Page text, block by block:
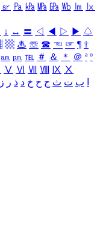
㏛ ㎩ ㎪ ㎫ ㎬ ㏝ ㏐
㏓
↓ ↔ 〓 ◁ ◀ ▷ ▶ ♤
▩ ♨ ☏ ☎ ☜ ☞ ¶ †
㏂ ㏘ ℡ ＃ ＆ ＊ ＠ ª º
Ⅴ Ⅵ Ⅶ Ⅷ Ⅸ Ⅹ
ب ت ث ج ح خ د ذ ر ز